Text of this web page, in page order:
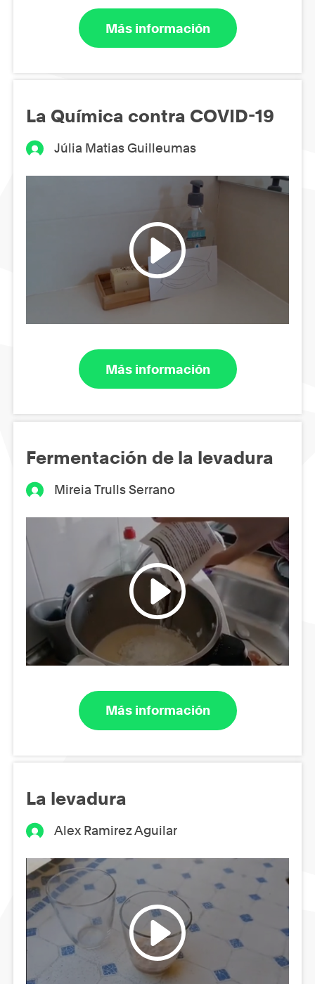
Más información
La Química contra COVID-19
Júlia Matias Guilleumas
Más información
Fermentación de la levadura
Mireia Trulls Serrano
Más información
La levadura
Alex Ramirez Aguilar